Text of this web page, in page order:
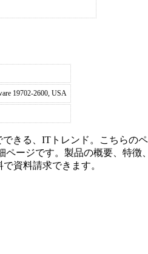
19702-2600, USA
きる、ITトレンド。こちらのペ
ページです。製品の概要、特
資料請求できます。